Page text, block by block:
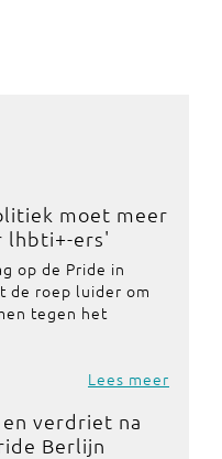
moet meer
lhbti+-ers'
op de Pride in
de roep luider om
tegen het
Lees meer
verdriet na
Berlijn